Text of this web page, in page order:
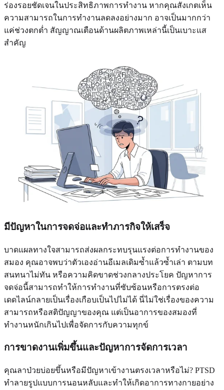
ร่องรอยชัดเจนในประสิทธิภาพการทำงาน หากคุณสังเกตเห็น
ความสามารถในการทำงานลดลงอย่างมาก อาจเป็นมากกว่า
แค่ช่วงตกต่ำ สัญญาณเตือนด้านผลิตภาพเหล่านี้เป็นเบาะแส
สำคัญ
มีปัญหาในการจดจ่อและทำภารกิจให้เสร็จ
บาดแผลทางใจสามารถส่งผลกระทบรุนแรงต่อการทำงานของ
สมอง คุณอาจพบว่าตัวเองอ่านอีเมลเดิมซ้ำแล้วซ้ำเล่า ตามบท
สนทนาไม่ทัน หรือความคิดขาดช่วงกลางประโยค ปัญหาการ
จดจ่อนี้สามารถทำให้การทำงานที่ซับซ้อนหรือการตรงต่อ
เดดไลน์กลายเป็นเรื่องเกือบเป็นไปไม่ได้ นี่ไม่ใช่เรื่องของความ
สามารถหรือสติปัญญาของคุณ แต่เป็นอาการของสมองที่
ทำงานหนักเกินไปเพื่อจัดการกับความทุกข์
การขาดงานเพิ่มขึ้นและปัญหาการจัดการเวลา
คุณลาป่วยบ่อยขึ้นหรือมีปัญหาเข้างานตรงเวลาหรือไม่? PTSD
ทำลายรูปแบบการนอนหลับและทำให้เกิดอาการทางกายอย่าง